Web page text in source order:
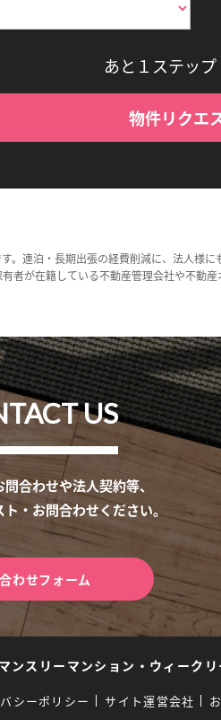
あと１ステップ
物件リクエ
。連泊・長期出張の経費削減に、法人様に
が在籍している不動産管理会社や不動
US
合わせや法人契約等、
・お問合わせください。
わせフォーム
ンスリーマンション・ウィーク
シーポリシー サイト運営会社